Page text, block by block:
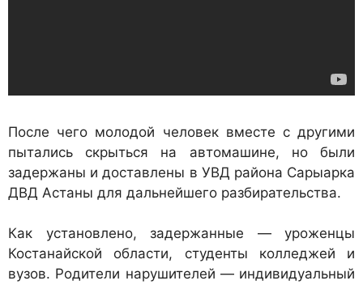
После чего молодой человек вместе с другими
пытались скрыться на автомашине, но были
задержаны и доставлены в УВД района Сарыарка
ДВД Астаны для дальнейшего разбирательства.
Как установлено, задержанные — уроженцы
Костанайской области, студенты колледжей и
вузов. Родители нарушителей — индивидуальный